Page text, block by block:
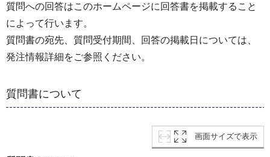
質問への回答はこのホームページに回答書を掲載すること
によって行います。
質問書の宛先、質問受付期間、回答の掲載日については、
発注情報詳細をご参照ください。
質問書について
画面サイズで表示